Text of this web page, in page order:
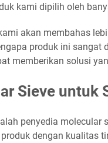
kami dipilih oleh
akan membahas
produk ini
memberikan solusi
Sieve untuk
penyedia molecular
dengan kualitas